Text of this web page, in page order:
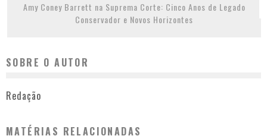
Amy Coney Barrett na Suprema Corte: Cinco Anos de Legado
Conservador e Novos Horizontes
SOBRE O AUTOR
Redação
MATÉRIAS RELACIONADAS